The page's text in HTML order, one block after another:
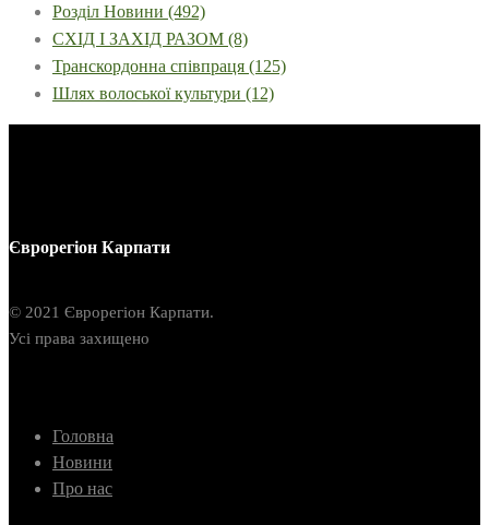
Розділ Новини (492)
СХІД І ЗАХІД РАЗОМ (8)
Транскордонна співпраця (125)
Шлях волоської культури (12)
Єврорегіон Карпати
© 2021 Єврорегіон Карпати.
Усі права захищено
Головна
Новини
Про нас